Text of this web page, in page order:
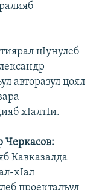
цIунулеб
авторазул цоял
хIалтIи.
Черкасов:
Кавказалда
хIал